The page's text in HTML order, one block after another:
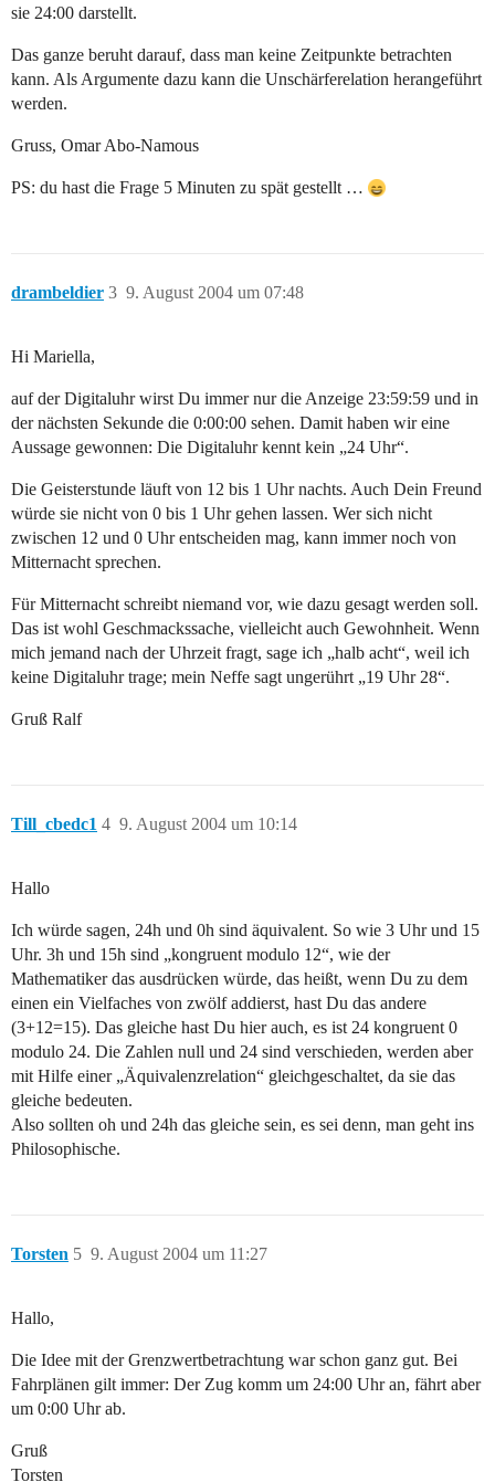
sie 24:00 darstellt.
Das ganze beruht darauf, dass man keine Zeitpunkte betrachten
kann. Als Argumente dazu kann die Unschärferelation herangeführt
werden.
Gruss, Omar Abo-Namous
PS: du hast die Frage 5 Minuten zu spät gestellt …
drambeldier 9. August 2004 um 07:48
3
Hi Mariella,
auf der Digitaluhr wirst Du immer nur die Anzeige 23:59:59 und in
der nächsten Sekunde die 0:00:00 sehen. Damit haben wir eine
Aussage gewonnen: Die Digitaluhr kennt kein „24 Uhr“.
Die Geisterstunde läuft von 12 bis 1 Uhr nachts. Auch Dein Freund
würde sie nicht von 0 bis 1 Uhr gehen lassen. Wer sich nicht
zwischen 12 und 0 Uhr entscheiden mag, kann immer noch von
Mitternacht sprechen.
Für Mitternacht schreibt niemand vor, wie dazu gesagt werden soll.
Das ist wohl Geschmackssache, vielleicht auch Gewohnheit. Wenn
mich jemand nach der Uhrzeit fragt, sage ich „halb acht“, weil ich
keine Digitaluhr trage; mein Neffe sagt ungerührt „19 Uhr 28“.
Gruß Ralf
Till_cbedc1 9. August 2004 um 10:14
4
Hallo
Ich würde sagen, 24h und 0h sind äquivalent. So wie 3 Uhr und 15
Uhr. 3h und 15h sind „kongruent modulo 12“, wie der
Mathematiker das ausdrücken würde, das heißt, wenn Du zu dem
einen ein Vielfaches von zwölf addierst, hast Du das andere
(3+12=15). Das gleiche hast Du hier auch, es ist 24 kongruent 0
modulo 24. Die Zahlen null und 24 sind verschieden, werden aber
mit Hilfe einer „Äquivalenzrelation“ gleichgeschaltet, da sie das
gleiche bedeuten.
Also sollten oh und 24h das gleiche sein, es sei denn, man geht ins
Philosophische.
Torsten 9. August 2004 um 11:27
5
Hallo,
Die Idee mit der Grenzwertbetrachtung war schon ganz gut. Bei
Fahrplänen gilt immer: Der Zug komm um 24:00 Uhr an, fährt aber
um 0:00 Uhr ab.
Gruß
Torsten